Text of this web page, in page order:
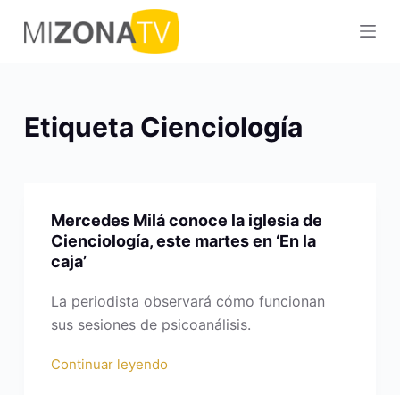
S
a
aEtiqueta Cienciología
Mercedes Milá conoce la iglesia de
Cienciología, este martes en ‘En la
caja’
La periodista observará cómo funcionan
sus sesiones de psicoanálisis.
Continuar leyendo